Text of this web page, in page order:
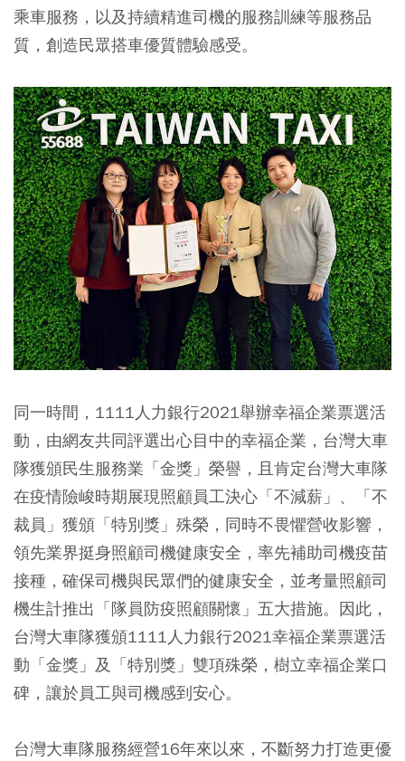
乘車服務，以及持續精進司機的服務訓練等服務品
質，創造民眾搭車優質體驗感受。
同一時間，1111人力銀行2021舉辦幸福企業票選活
動，由網友共同評選出心目中的幸福企業，台灣大車
隊獲頒民生服務業「金獎」榮譽，且肯定台灣大車隊
在疫情險峻時期展現照顧員工決心「不減薪」、「不
裁員」獲頒「特別獎」殊榮，同時不畏懼營收影響，
領先業界挺身照顧司機健康安全，率先補助司機疫苗
接種，確保司機與民眾們的健康安全，並考量照顧司
機生計推出「隊員防疫照顧關懷」五大措施。因此，
台灣大車隊獲頒1111人力銀行2021幸福企業票選活
動「金獎」及「特別獎」雙項殊榮，樹立幸福企業口
碑，讓於員工與司機感到安心。
台灣大車隊服務經營16年來以來，不斷努力打造更優